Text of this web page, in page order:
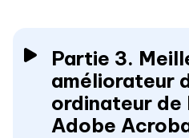
Partie 3.
améliorateur
ordinateur de
Adobe